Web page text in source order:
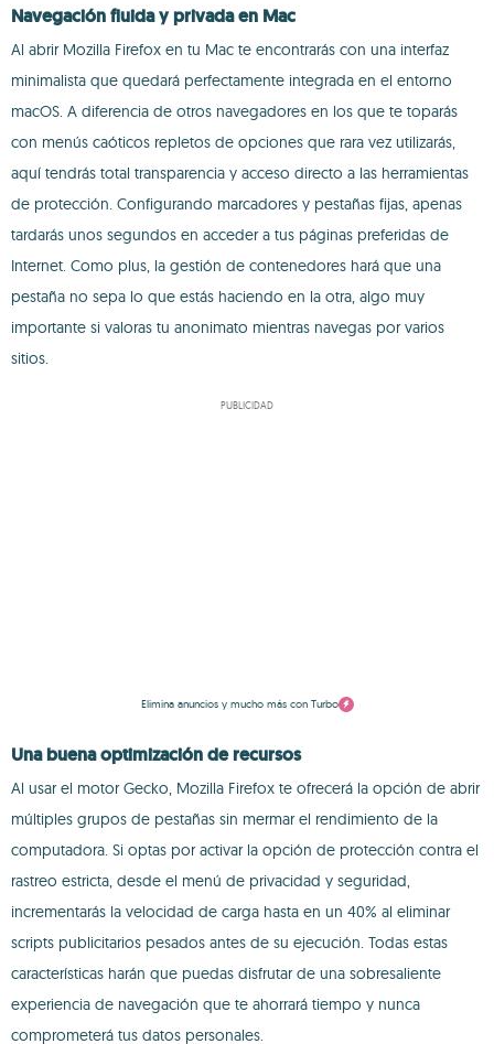
Navegación fluida y privada en Mac
Al abrir Mozilla Firefox en tu Mac te encontrarás con una interfaz
minimalista que quedará perfectamente integrada en el entorno
macOS. A diferencia de otros navegadores en los que te toparás
con menús caóticos repletos de opciones que rara vez utilizarás,
aquí tendrás total transparencia y acceso directo a las herramientas
de protección. Configurando marcadores y pestañas fijas, apenas
tardarás unos segundos en acceder a tus páginas preferidas de
Internet. Como plus, la gestión de contenedores hará que una
pestaña no sepa lo que estás haciendo en la otra, algo muy
importante si valoras tu anonimato mientras navegas por varios
sitios.
PUBLICIDAD
Elimina anuncios y mucho más con Turbo
Una buena optimización de recursos
Al usar el motor Gecko, Mozilla Firefox te ofrecerá la opción de abrir
múltiples grupos de pestañas sin mermar el rendimiento de la
computadora. Si optas por activar la opción de protección contra el
rastreo estricta, desde el menú de privacidad y seguridad,
incrementarás la velocidad de carga hasta en un 40% al eliminar
scripts publicitarios pesados antes de su ejecución. Todas estas
características harán que puedas disfrutar de una sobresaliente
experiencia de navegación que te ahorrará tiempo y nunca
comprometerá tus datos personales.